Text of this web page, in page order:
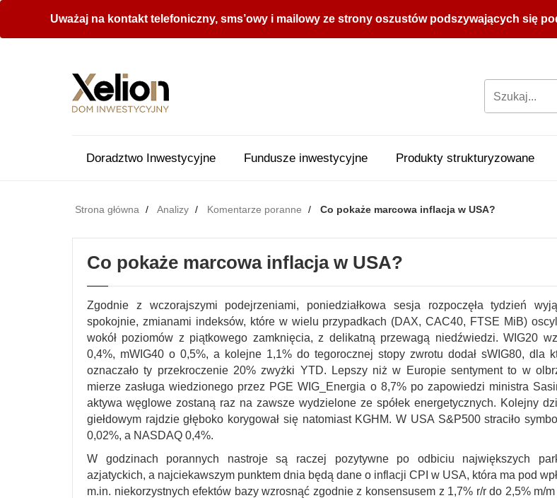
Uważaj na kontakt telefoniczny, sms’owy i mailowy ze strony oszustów podszywających się
Doradztwo Inwestycyjne Fundusze inwestycyjne Produkty strukturyzowane
Strona główna Analizy Komentarze poranne Co pokaże marcowa inflacja w USA?
Co pokaże marcowa inflacja w USA?
Zgodnie z wczorajszymi podejrzeniami, poniedziałkowa sesja rozpoczęła tydzień
spokojnie, zmianami indeksów, które w wielu przypadkach (DAX, CAC40, FTSE MiB)
wokół poziomów z piątkowego zamknięcia, z delikatną przewagą niedźwiedzi. WIG20
0,4%, mWIG40 o 0,5%, a kolejne 1,1% do tegorocznej stopy zwrotu dodał sWIG80, dla
oznaczało ty przekroczenie 20% zwyżki YTD. Lepszy niż w Europie sentyment to w
mierze zasługa wiedzionego przez PGE WIG_Energia o 8,7% po zapowiedzi ministra
aktywa węglowe zostaną raz na zawsze wydzielone ze spółek energetycznych. Kolejny
giełdowym rajdzie głęboko korygował się natomiast KGHM. W USA S&P500 straciło
0,02%, a NASDAQ 0,4%.
W godzinach porannych nastroje są raczej pozytywne po odbiciu największych
azjatyckich, a najciekawszym punktem dnia będą dane o inflacji CPI w USA, która ma pod
m.in. niekorzystnych efektów bazy wzrosnąć zgodnie z konsensusem z 1,7% r/r do 2,5% m/